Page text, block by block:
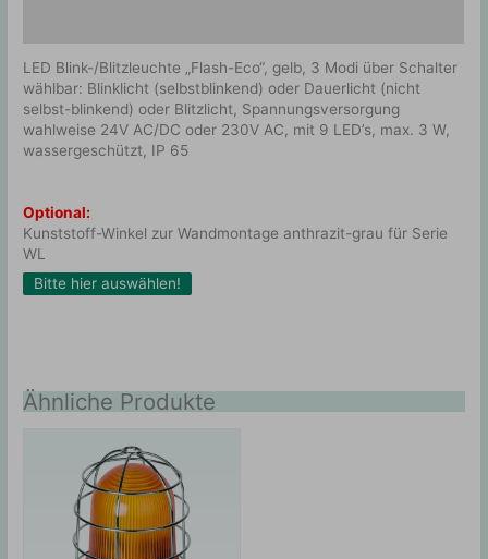
LED Blink-/Blitzleuchte „Flash-Eco“, gelb, 3 Modi über Schalter
wählbar: Blinklicht (selbstblinkend) oder Dauerlicht (nicht
selbst-blinkend) oder Blitzlicht, Spannungsversorgung
wahlweise 24V AC/DC oder 230V AC, mit 9 LED’s, max. 3 W,
wassergeschützt, IP 65
Optional:
Kunststoff-Winkel zur Wandmontage anthrazit-grau für Serie
WL
Bitte hier auswählen!
Ähnliche Produkte